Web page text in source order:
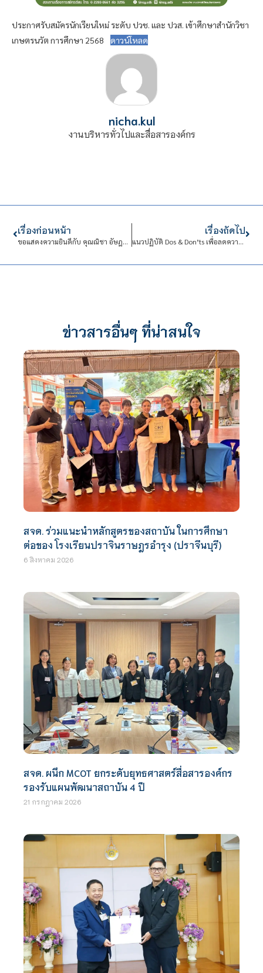
ประกาศรับสมัครนักเรียนใหม่ ระดับ ปวช. และ ปวส. เข้าศึกษาสำนักวิชา
เกษตรนวัต การศึกษา 2568
ดาวน์โหลด
nicha.kul
งานบริหารทั่วไปและสื่อสารองค์กร
เรื่องก่อนหน้า
ขอแสดงความยินดีกับ คุณณิชา อัษฎาธร
เรื่องถัดไป
แนวปฏิบัติ Dos & Don’ts เพื่อลดความสับสนเกี่ยวกับพฤติกรรมสีเทาและเป็นแนวทางในการประพฤติตนทางจริยธรรมของบุคลากรสถาบันเทคโนโลยีจิตรลดา
ข่าวสารอื่นๆ ที่น่าสนใจ
สจด. ร่วมแนะนำหลักสูตรของสถาบัน ในการศึกษา
ต่อของ โรงเรียนปราจินราษฎรอำรุง (ปราจีนบุรี)
6 สิงหาคม 2026
สจด. ผนึก MCOT ยกระดับยุทธศาสตร์สื่อสารองค์กร
รองรับแผนพัฒนาสถาบัน 4 ปี
21 กรกฎาคม 2026